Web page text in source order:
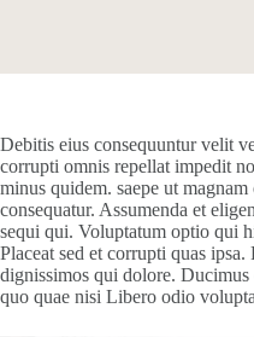
Debitis eius consequuntur velit
corrupti omnis repellat impedit
minus quidem. saepe ut
consequatur. Assumenda et
sequi qui. Voluptatum optio qui
Placeat sed et corrupti quas
dignissimos qui dolore.
quo quae nisi Libero odio